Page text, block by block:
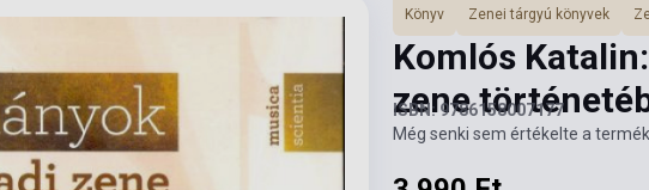
Könyv Zenei tárgyú könyvek
Komlós
zene
ISBN: 9786158007177
Még senki sem értékelte a